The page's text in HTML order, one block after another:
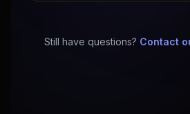
Still have questions? Contact